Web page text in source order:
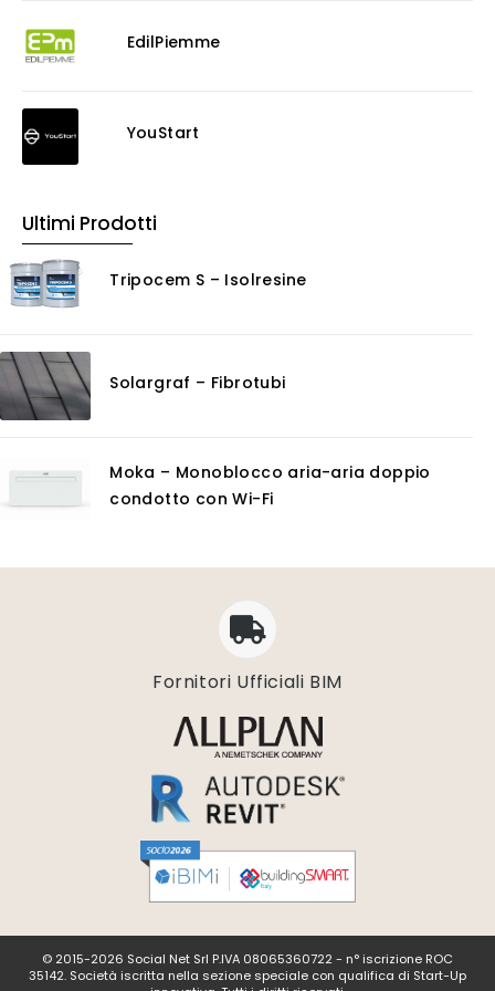
EdilPiemme
YouStart
Ultimi Prodotti
Tripocem S – Isolresine
Solargraf – Fibrotubi
Moka – Monoblocco aria-aria doppio
condotto con Wi-Fi
Fornitori Ufficiali BIM
© 2015-2026 Social Net Srl P.IVA 08065360722 - n° iscrizione ROC
35142. Società iscritta nella sezione speciale con qualifica di Start-Up